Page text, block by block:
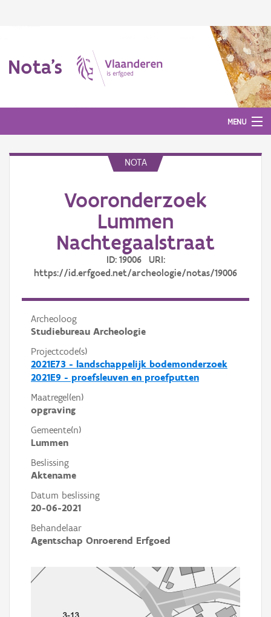
Nota's
MENU
NOTA
Vooronderzoek
Lummen
Nachtegaalstraat
ID: 19006 URI:
https://id.erfgoed.net/archeologie/notas/19006
Archeoloog
Studiebureau Archeologie
Projectcode(s)
2021E73 - landschappelijk bodemonderzoek
2021E9 - proefsleuven en proefputten
Maatregel(en)
opgraving
Gemeente(n)
Lummen
Beslissing
Aktename
Datum beslissing
20-06-2021
Behandelaar
Agentschap Onroerend Erfgoed